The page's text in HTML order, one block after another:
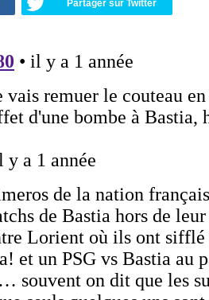
Partager sur Twitter